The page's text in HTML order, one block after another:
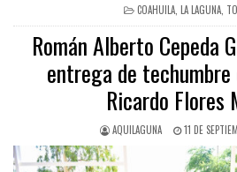
POSTED
IN
COAHUILA, LA LAGUNA,
Román Alberto Cepeda
entrega de
Ricardo Flores
AQUILAGUNA 11 DE